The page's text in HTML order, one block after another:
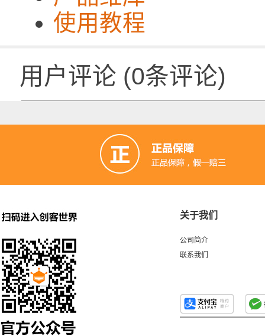
使用教程
用户评论 (0条评论)
关于我们
公司简介
联系我们